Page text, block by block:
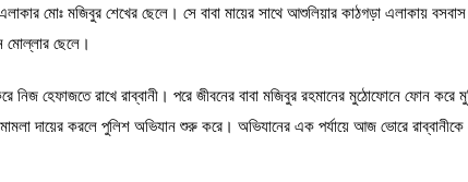
মোঃ মজিবুর শেখের ছেলে। সে বাবা মায়ের সাথে আশুলিয়ার কাঠগড়া এলাকায়
মোল্লার ছেলে।
হেফাজতে রাখে রাব্বানী। পরে জীবনের বাবা মজিবুর রহমানের মুঠোফোনে ফোন করে
দায়ের করলে পুলিশ অভিযান শুরু করে। অভিযানের এক পর্যায়ে আজ ভোরে রাব্বানীকে